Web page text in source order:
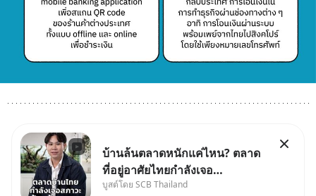
บ้านล้นตลาดหนักแค่ไหน? ตลาด
ที่อยู่อาศัยไทยกำลังเจอ
Oversupply หนักกว่าที่คิด และ
บูสต์โดย SCB Thailand